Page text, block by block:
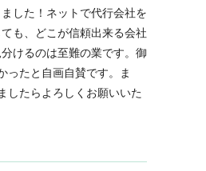
した！ネットで代行会社を
も、どこが信頼出来る会社
けるのは至難の業です。御
ったと自画自賛です。ま
したらよろしくお願いいた